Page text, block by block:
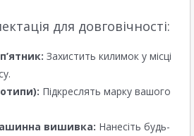
для довговічності:
Захистить килимок у місці
Підкреслять марку вашого
вишивка: Нанесіть будь-